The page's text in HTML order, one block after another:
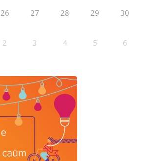
26 27 28 29 30
2 3 4 5 6